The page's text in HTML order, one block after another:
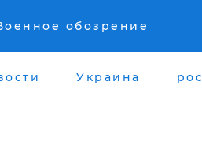
обозрение
Украина